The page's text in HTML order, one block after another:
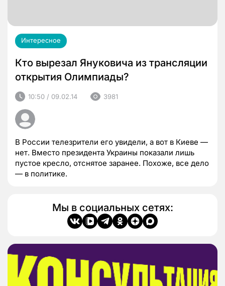
Интересное
Кто вырезал Януковича из трансляции
открытия Олимпиады?
10:50 / 09.02.14 3981
В России телезрители его увидели, а вот в Киеве —
нет. Вместо президента Украины показали лишь
пустое кресло, отснятое заранее. Похоже, все дело
— в политике.
Мы в социальных сетях: